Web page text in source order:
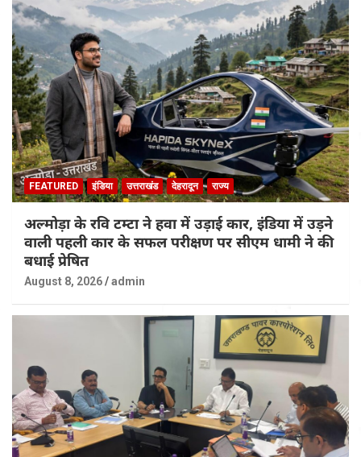
FEATURED इंडिया उत्तराखंड देहरादून राज्य
अल्मोड़ा के रवि टम्टा ने हवा में उड़ाई कार, इंडिया में उड़ने
वाली पहली कार के सफल परीक्षण पर सीएम धामी ने की
बधाई प्रेषित
August 8, 2026 admin